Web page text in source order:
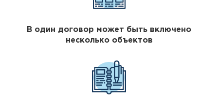
В один договор может быть включено
несколько объектов